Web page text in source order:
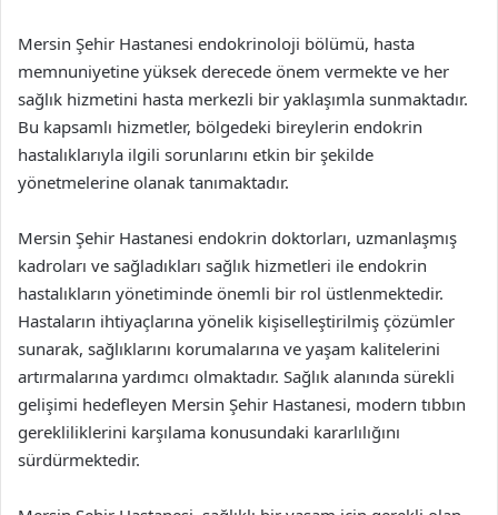
Mersin Şehir Hastanesi endokrinoloji bölümü, hasta
memnuniyetine yüksek derecede önem vermekte ve her
sağlık hizmetini hasta merkezli bir yaklaşımla sunmaktadır.
Bu kapsamlı hizmetler, bölgedeki bireylerin endokrin
hastalıklarıyla ilgili sorunlarını etkin bir şekilde
yönetmelerine olanak tanımaktadır.
Mersin Şehir Hastanesi endokrin doktorları, uzmanlaşmış
kadroları ve sağladıkları sağlık hizmetleri ile endokrin
hastalıkların yönetiminde önemli bir rol üstlenmektedir.
Hastaların ihtiyaçlarına yönelik kişiselleştirilmiş çözümler
sunarak, sağlıklarını korumalarına ve yaşam kalitelerini
artırmalarına yardımcı olmaktadır. Sağlık alanında sürekli
gelişimi hedefleyen Mersin Şehir Hastanesi, modern tıbbın
gerekliliklerini karşılama konusundaki kararlılığını
sürdürmektedir.